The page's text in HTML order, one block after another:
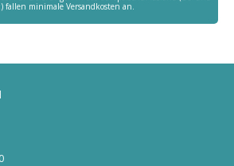
fallen minimale Versandkosten an.